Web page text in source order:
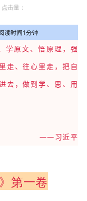
击量：
读时间1分钟
学原文、悟原理，强
走、往心里走，把自
去，做到学、思、用
——习近平
》第一卷